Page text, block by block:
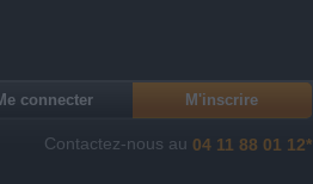
connecter M'inscrire
Contactez-nous au 04 11 88 01 12*